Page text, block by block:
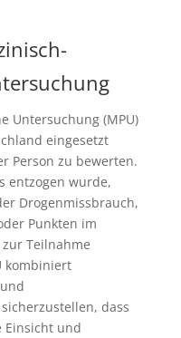
Untersuchung (MPU)
eingesetzt
Person zu bewerten.
entzogen wurde,
Drogenmissbrauch,
Punkten im
Teilnahme
kombiniert
dass
Einsicht und